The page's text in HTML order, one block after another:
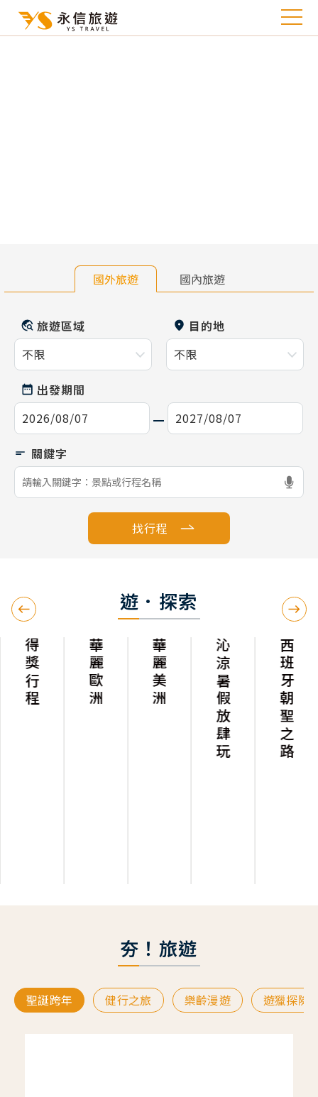
國外旅遊 國內旅遊
旅遊區域 目的地
出發期間
找行程
遊．探索
得獎行程 華麗歐洲 華麗美洲 沁涼暑假放肆玩 西班牙朝聖之路
夯！旅遊
聖誕跨年 健行之旅 樂齡漫遊 遊獵探險